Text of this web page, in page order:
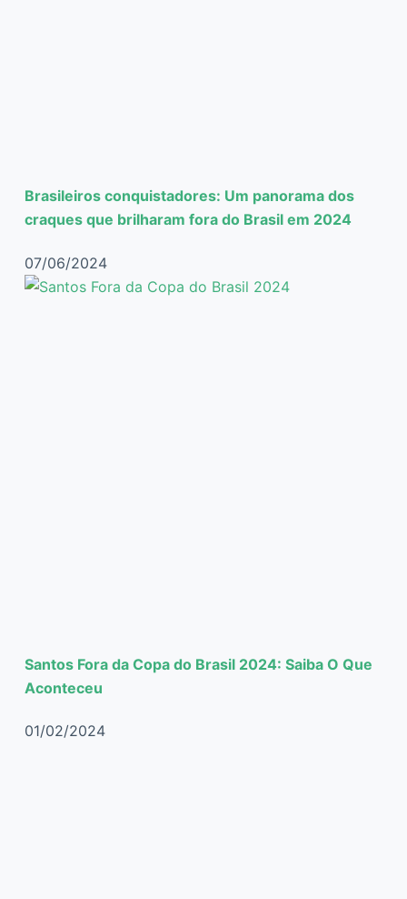
Brasileiros conquistadores: Um panorama dos
craques que brilharam fora do Brasil em 2024
07/06/2024
Santos Fora da Copa do Brasil 2024: Saiba O Que
Aconteceu
01/02/2024